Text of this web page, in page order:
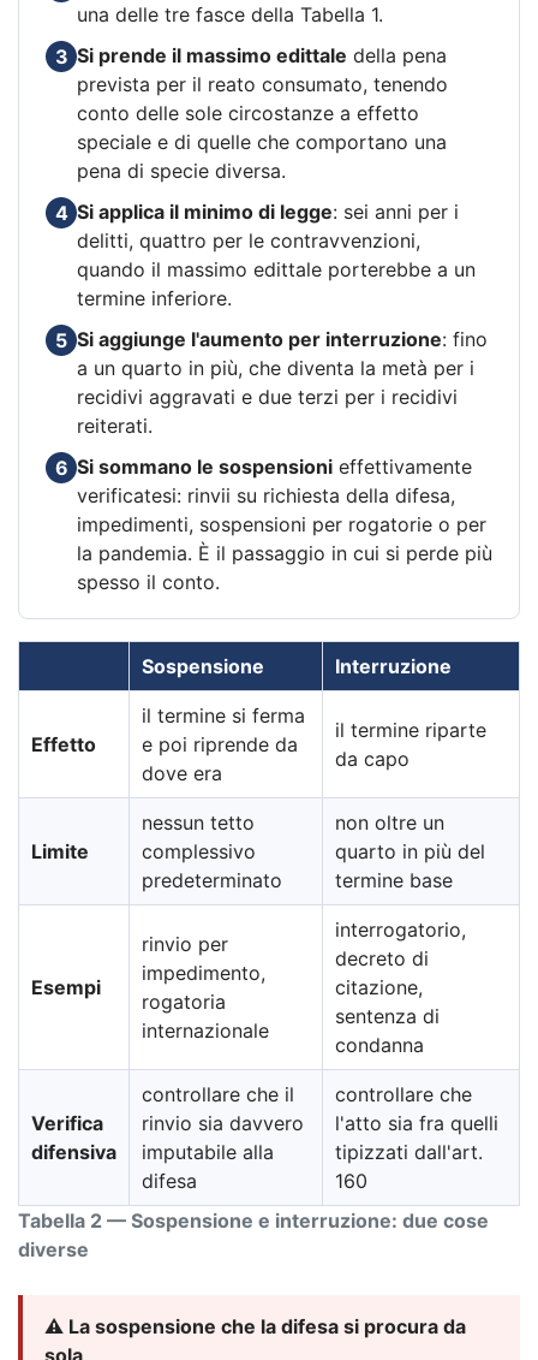
una delle tre fasce della Tabella 1.
3 Si prende il massimo edittale della pena
prevista per il reato consumato, tenendo
conto delle sole circostanze a effetto
speciale e di quelle che comportano una
pena di specie diversa.
4 Si applica il minimo di legge: sei anni per i
delitti, quattro per le contravvenzioni,
quando il massimo edittale porterebbe a un
termine inferiore.
5 Si aggiunge l'aumento per interruzione: fino
a un quarto in più, che diventa la metà per i
recidivi aggravati e due terzi per i recidivi
reiterati.
6 Si sommano le sospensioni effettivamente
verificatesi: rinvii su richiesta della difesa,
impedimenti, sospensioni per rogatorie o per
la pandemia. È il passaggio in cui si perde più
spesso il conto.
Tabella 2 — Sospensione e interruzione: due cose
diverse
Sospensione Interruzione
Effetto
il termine si ferma
e poi riprende da
dove era
il termine riparte
da capo
Limite
nessun tetto
complessivo
predeterminato
non oltre un
quarto in più del
termine base
Esempi
rinvio per
impedimento,
rogatoria
internazionale
interrogatorio,
decreto di
citazione,
sentenza di
condanna
Verifica
difensiva
controllare che il
rinvio sia davvero
imputabile alla
difesa
controllare che
l'atto sia fra quelli
tipizzati dall'art.
160
⚠️ La sospensione che la difesa si procura da
sola